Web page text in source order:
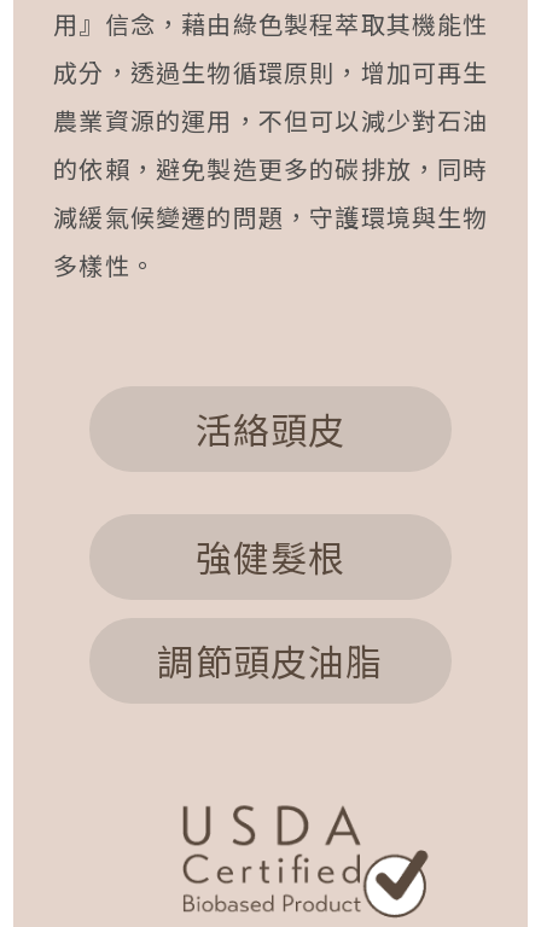
用』信念，藉由綠色製程萃取其機能性
成分，透過生物循環原則，增加可再生
農業資源的運用，不但可以減少對石油
的依賴，避免製造更多的碳排放，同時
減緩氣候變遷的問題，守護環境與生物
多樣性。
活絡頭皮
強健髮根
調節頭皮油脂